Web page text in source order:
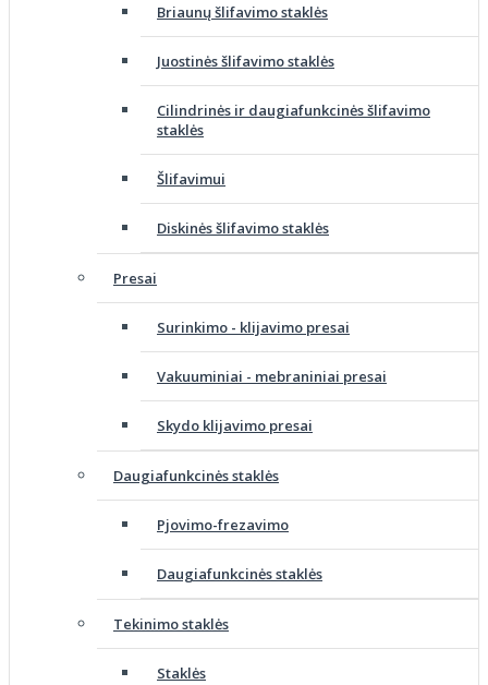
Briaunų šlifavimo staklės
Juostinės šlifavimo staklės
Cilindrinės ir daugiafunkcinės šlifavimo
staklės
Šlifavimui
Diskinės šlifavimo staklės
Presai
Surinkimo - klijavimo presai
Vakuuminiai - mebraniniai presai
Skydo klijavimo presai
Daugiafunkcinės staklės
Pjovimo-frezavimo
Daugiafunkcinės staklės
Tekinimo staklės
Staklės